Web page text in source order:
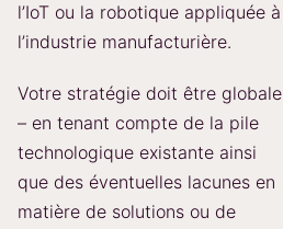
l’IoT ou la robotique appliquée à
l’industrie manufacturière.
Votre stratégie doit être globale
– en tenant compte de la pile
technologique existante ainsi
que des éventuelles lacunes en
matière de solutions ou de